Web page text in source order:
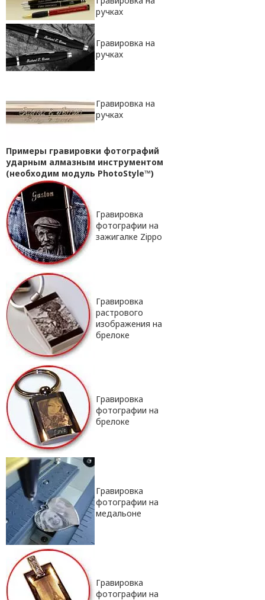
ручках
Гравировка на
ручках
Гравировка на
ручках
Примеры гравировки фотографий
ударным алмазным инструментом
(необходим модуль PhotoStyle™)
Гравировка
фотографии на
зажигалке Zippo
Гравировка
растрового
изображения на
брелоке
Гравировка
фотографии на
брелоке
Гравировка
фотографии на
медальоне
Гравировка
фотографии на